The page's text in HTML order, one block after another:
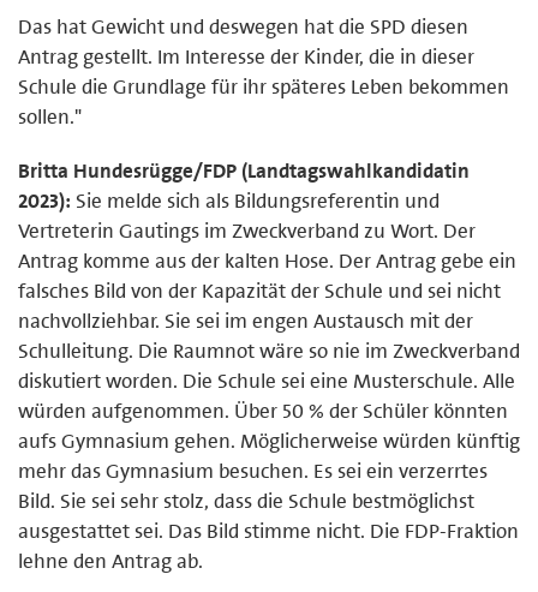
Das hat Gewicht und deswegen hat die SPD diesen
Antrag gestellt. Im Interesse der Kinder, die in dieser
Schule die Grundlage für ihr späteres Leben bekommen
sollen."
Britta Hundesrügge/FDP (Landtagswahlkandidatin
2023): Sie melde sich als Bildungsreferentin und
Vertreterin Gautings im Zweckverband zu Wort. Der
Antrag komme aus der kalten Hose. Der Antrag gebe ein
falsches Bild von der Kapazität der Schule und sei nicht
nachvollziehbar. Sie sei im engen Austausch mit der
Schulleitung. Die Raumnot wäre so nie im Zweckverband
diskutiert worden. Die Schule sei eine Musterschule. Alle
würden aufgenommen. Über 50 % der Schüler könnten
aufs Gymnasium gehen. Möglicherweise würden künftig
mehr das Gymnasium besuchen. Es sei ein verzerrtes
Bild. Sie sei sehr stolz, dass die Schule bestmöglichst
ausgestattet sei. Das Bild stimme nicht. Die FDP-Fraktion
lehne den Antrag ab.